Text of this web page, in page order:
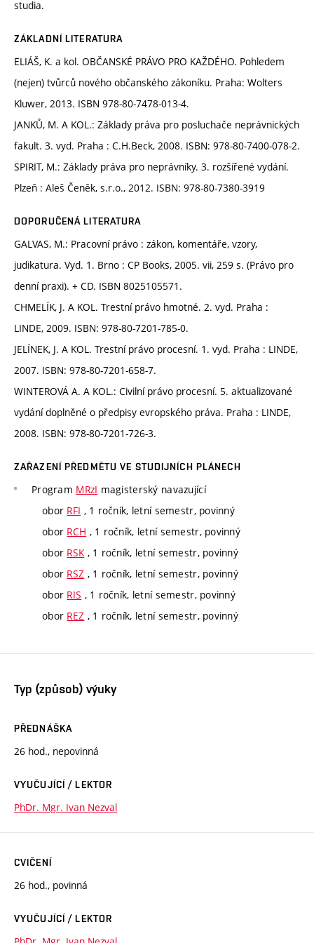
studia.
ZÁKLADNÍ LITERATURA
ELIÁŠ, K. a kol. OBČANSKÉ PRÁVO PRO KAŽDÉHO. Pohledem
(nejen) tvůrců nového občanského zákoníku. Praha: Wolters
Kluwer, 2013. ISBN 978-80-7478-013-4.
JANKŮ, M. A KOL.: Základy práva pro posluchače neprávnických
fakult. 3. vyd. Praha : C.H.Beck, 2008. ISBN: 978-80-7400-078-2.
SPIRIT, M.: Základy práva pro neprávníky. 3. rozšířené vydání.
Plzeň : Aleš Čeněk, s.r.o., 2012. ISBN: 978-80-7380-3919
DOPORUČENÁ LITERATURA
GALVAS, M.: Pracovní právo : zákon, komentáře, vzory,
judikatura. Vyd. 1. Brno : CP Books, 2005. vii, 259 s. (Právo pro
denní praxi). + CD. ISBN 8025105571.
CHMELÍK, J. A KOL. Trestní právo hmotné. 2. vyd. Praha :
LINDE, 2009. ISBN: 978-80-7201-785-0.
JELÍNEK, J. A KOL. Trestní právo procesní. 1. vyd. Praha : LINDE,
2007. ISBN: 978-80-7201-658-7.
WINTEROVÁ A. A KOL.: Civilní právo procesní. 5. aktualizované
vydání doplněné o předpisy evropského práva. Praha : LINDE,
2008. ISBN: 978-80-7201-726-3.
ZAŘAZENÍ PŘEDMĚTU VE STUDIJNÍCH PLÁNECH
Program MRzI magisterský navazující
obor RFI , 1 ročník, letní semestr, povinný
obor RCH , 1 ročník, letní semestr, povinný
obor RSK, 1 ročník, letní semestr, povinný
obor RSZ , 1 ročník, letní semestr, povinný
obor RIS , 1 ročník, letní semestr, povinný
obor REZ , 1 ročník, letní semestr, povinný
Typ (způsob) výuky
PŘEDNÁŠKA
26 hod., nepovinná
VYUČUJÍCÍ / LEKTOR
PhDr. Mgr. Ivan Nezval
CVIČENÍ
26 hod., povinná
VYUČUJÍCÍ / LEKTOR